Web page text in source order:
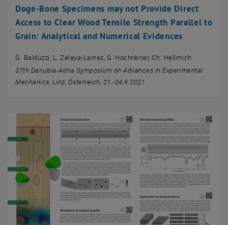
Doge-Bone Specimens may not Provide Direct
Access to Clear Wood Tensile Strength Parallel to
Grain: Analytical and Numerical Evidences
G. Balduzzi, L. Zelaya-Lainez, G. Hochreiner, Ch. Hellmich
37th Danubia-Adria Symposium on Advances in Experimental
Mechanics, Linz, Österreich, 21.-24.9.2021